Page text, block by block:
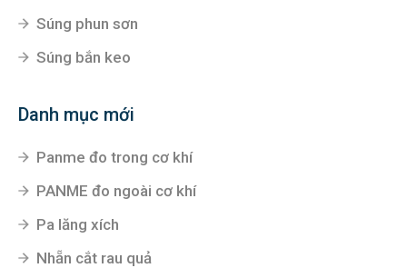
Súng phun sơn
Súng bắn keo
Danh mục mới
Panme đo trong cơ khí
PANME đo ngoài cơ khí
Pa lăng xích
Nhẵn cắt rau quả